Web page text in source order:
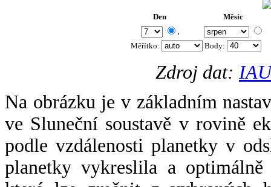
Den Měsíc
.
Měřítko: Body:
Zdroj dat:
Na obrázku je v základním
ve Sluneční soustavě v rovině
podle vzdálenosti planetky v
planetky vykreslila a